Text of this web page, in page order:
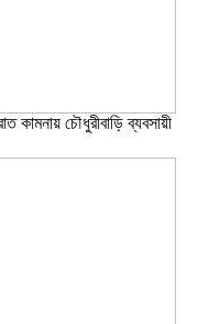
কামনায় চৌধুরীবাড়ি ব্যবসায়ী